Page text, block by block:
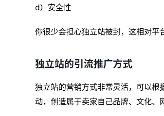
d）安全性
你很少会担心独立站被封，这相对平
独立站的引流推广方式
独立站的营销方式非常灵活，可以
动，创造属于卖家自己品牌、文化、